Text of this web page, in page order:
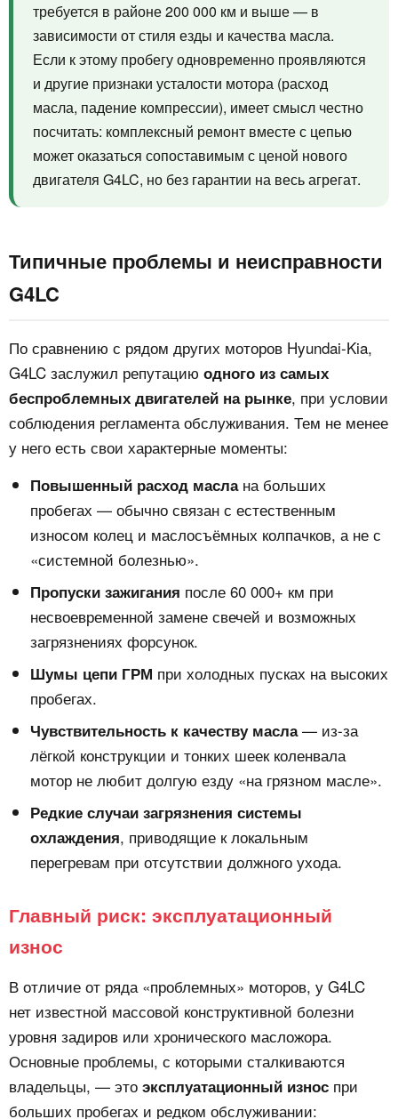
требуется в районе 200 000 км и выше — в
зависимости от стиля езды и качества масла.
Если к этому пробегу одновременно проявляются
и другие признаки усталости мотора (расход
масла, падение компрессии), имеет смысл честно
посчитать: комплексный ремонт вместе с цепью
может оказаться сопоставимым с ценой нового
двигателя G4LC, но без гарантии на весь агрегат.
Типичные проблемы и неисправности
G4LC
По сравнению с рядом других моторов Hyundai-Kia,
G4LC заслужил репутацию одного из самых
беспроблемных двигателей на рынке, при условии
соблюдения регламента обслуживания. Тем не менее
у него есть свои характерные моменты:
Повышенный расход маслана больших
пробегах — обычно связан с естественным
износом колец и маслосъёмных колпачков, а не с
«системной болезнью».
Пропуски зажигания после 60 000+ км при
несвоевременной замене свечей и возможных
загрязнениях форсунок.
Шумы цепи ГРМ при холодных пусках на высоких
пробегах.
Чувствительность к качеству масла— из-за
лёгкой конструкции и тонких шеек коленвала
мотор не любит долгую езду «на грязном масле».
Редкие случаи загрязнения системы
охлаждения, приводящие к локальным
перегревам при отсутствии должного ухода.
Главный риск: эксплуатационный
износ
В отличие от ряда «проблемных» моторов, у G4LC
нет известной массовой конструктивной болезни
уровня задиров или хронического масложора.
Основные проблемы, с которыми сталкиваются
владельцы, — это эксплуатационный износ при
больших пробегах и редком обслуживании: